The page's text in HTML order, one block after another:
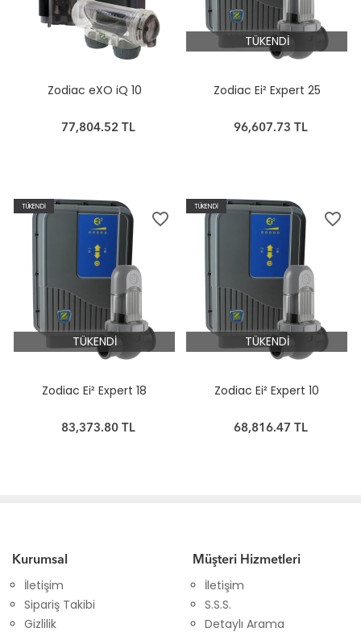
Zodiac eXO iQ 10
77,804.52 TL
TÜKENDİ
Zodiac Ei² Expert 25
96,607.73 TL
TÜKENDİ
favorite_border
TÜKENDİ
Zodiac Ei² Expert 18
83,373.80 TL
TÜKENDİ
favorite_border
TÜKENDİ
Zodiac Ei² Expert 10
68,816.47 TL
Kurumsal
İletişim
Sipariş Takibi
Gizlilik
Müşteri Hizmetleri
İletişim
S.S.S.
Detaylı Arama